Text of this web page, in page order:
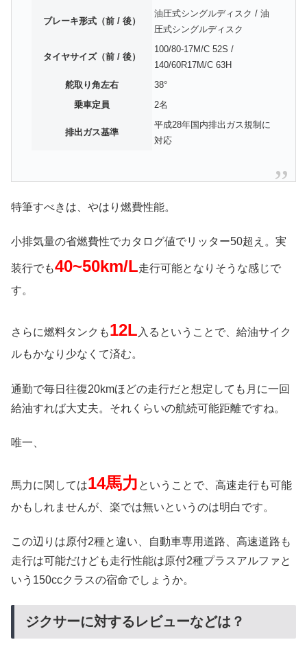
ブレーキ形式（前 / 後）
油圧式シングルディスク / 油
圧式シングルディスク
タイヤサイズ（前 / 後）
100/80-17M/C 52S /
140/60R17M/C 63H
舵取り角左右
38°
乗車定員
2名
排出ガス基準
平成28年国内排出ガス規制に
対応
特筆すべきは、やはり燃費性能。
小排気量の省燃費性でカタログ値でリッター50超え。実
装行でも40~50km/L走行可能となりそうな感じで
す。
さらに燃料タンクも12L入るということで、給油サイク
ルもかなり少なくて済む。
通勤で毎日往復20kmほどの走行だと想定しても月に一回
給油すれば大丈夫。それくらいの航続可能距離ですね。
唯一、
馬力に関しては14馬力 ということで、高速走行も可能
かもしれませんが、楽では無いというのは明白です。
この辺りは原付2種と違い、自動車専用道路、高速道路も
走行は可能だけども走行性能は原付2種プラスアルファと
いう150ccクラスの宿命でしょうか。
ジクサーに対するレビューなどは？